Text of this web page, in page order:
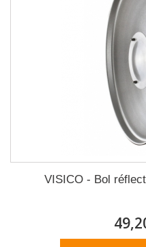
VISICO - Bol